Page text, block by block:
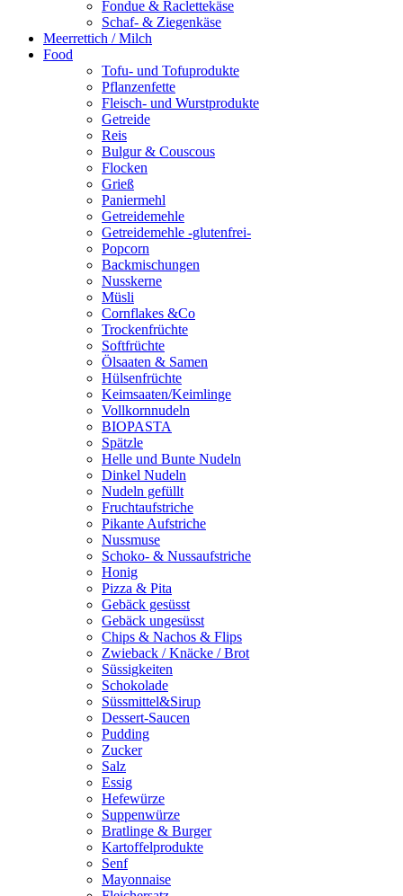
Fondue & Raclettekäse
Schaf- & Ziegenkäse
Meerrettich / Milch
Food
Tofu- und Tofuprodukte
Pflanzenfette
Fleisch- und Wurstprodukte
Getreide
Reis
Bulgur & Couscous
Flocken
Grieß
Paniermehl
Getreidemehle
Getreidemehle -glutenfrei-
Popcorn
Backmischungen
Nusskerne
Müsli
Cornflakes &Co
Trockenfrüchte
Softfrüchte
Ölsaaten & Samen
Hülsenfrüchte
Keimsaaten/Keimlinge
Vollkornnudeln
BIOPASTA
Spätzle
Helle und Bunte Nudeln
Dinkel Nudeln
Nudeln gefüllt
Fruchtaufstriche
Pikante Aufstriche
Nussmuse
Schoko- & Nussaufstriche
Honig
Pizza & Pita
Gebäck gesüsst
Gebäck ungesüsst
Chips & Nachos & Flips
Zwieback / Knäcke / Brot
Süssigkeiten
Schokolade
Süssmittel&Sirup
Dessert-Saucen
Pudding
Zucker
Salz
Essig
Hefewürze
Suppenwürze
Bratlinge & Burger
Kartoffelprodukte
Senf
Mayonnaise